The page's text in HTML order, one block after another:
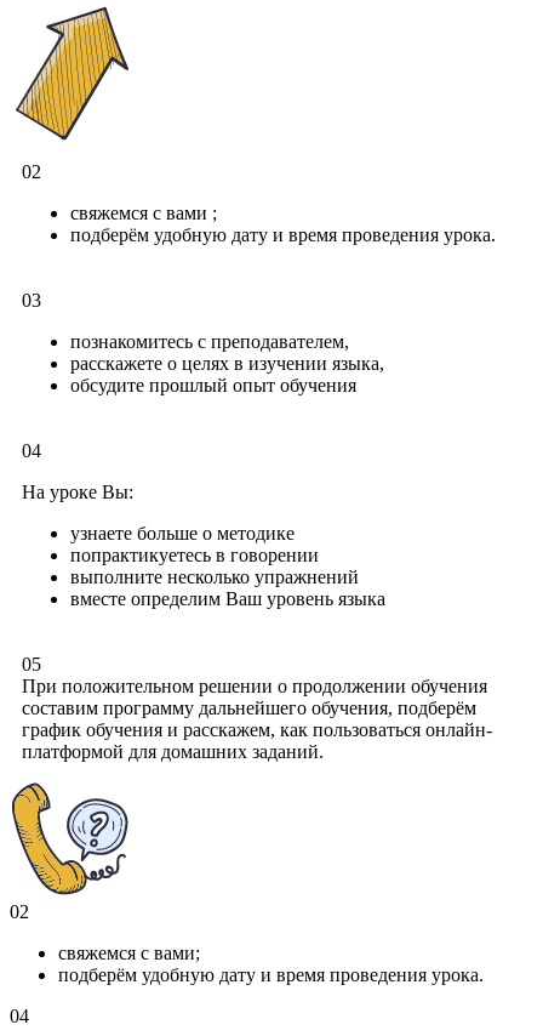
02
свяжемся с вами ;
подберём удобную дату и время проведения урока.
03
познакомитесь с преподавателем,
расскажете о целях в изучении языка,
обсудите прошлый опыт обучения
04
На уроке Вы:
узнаете больше о методике
попрактикуетесь в говорении
выполните несколько упражнений
вместе определим Ваш уровень языка
05
При положительном решении о продолжении обучения
составим программу дальнейшего обучения, подберём
график обучения и расскажем, как пользоваться онлайн-
платформой для домашних заданий.
02
свяжемся с вами;
подберём удобную дату и время проведения урока.
04